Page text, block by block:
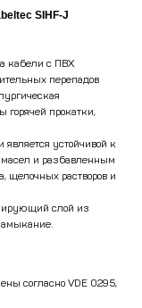
SIHF-J
кабели с ПВХ
перепадов
горячей прокатки,
является устойчивой к
и разбавленным
щелочных растворов и
слой из
согласно VDE 0295,